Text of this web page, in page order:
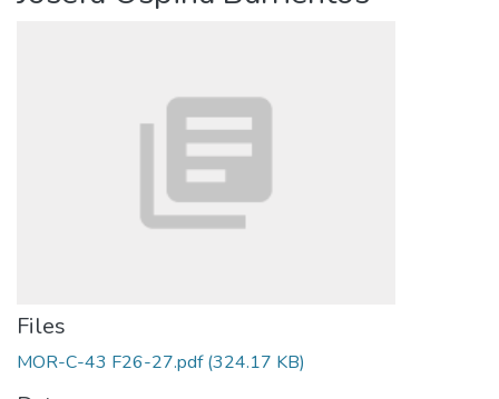
Files
MOR-C-43 F26-27.pdf(324.17 KB)